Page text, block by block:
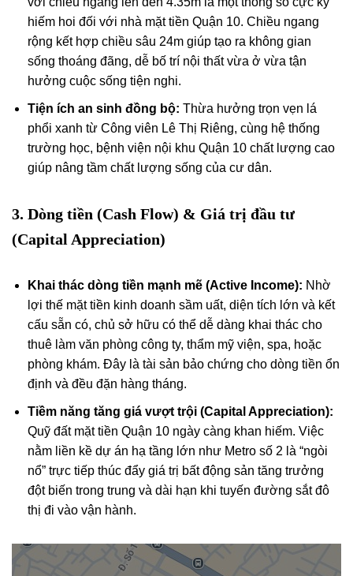
hiếm hoi đối với nhà mặt tiền Quận 10. Chiều ngang
rộng kết hợp chiều sâu 24m giúp tạo ra không gian
sống thoáng đãng, dễ bố trí nội thất vừa ở vừa tận
hưởng cuộc sống tiện nghi.
Tiện ích an sinh đồng bộ: Thừa hưởng trọn vẹn lá
phổi xanh từ Công viên Lê Thị Riêng, cùng hệ thống
trường học, bệnh viện nội khu Quận 10 chất lượng cao
giúp nâng tầm chất lượng sống của cư dân.
3. Dòng tiền (Cash Flow) & Giá trị đầu tư
(Capital Appreciation)
Khai thác dòng tiền mạnh mẽ (Active Income): Nhờ
lợi thế mặt tiền kinh doanh sầm uất, diện tích lớn và kết
cấu sẵn có, chủ sở hữu có thể dễ dàng khai thác cho
thuê làm văn phòng công ty, thẩm mỹ viện, spa, hoặc
phòng khám. Đây là tài sản bảo chứng cho dòng tiền ổn
định và đều đặn hàng tháng.
Tiềm năng tăng giá vượt trội (Capital Appreciation):
Quỹ đất mặt tiền Quận 10 ngày càng khan hiếm. Việc
nằm liền kề dự án hạ tầng lớn như Metro số 2 là “ngòi
nổ” trực tiếp thúc đẩy giá trị bất động sản tăng trưởng
đột biến trong trung và dài hạn khi tuyến đường sắt đô
thị đi vào vận hành.